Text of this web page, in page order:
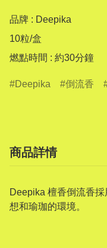
品牌 : Deepika
10粒/盒
燃點時間 : 約30分鐘
Deepika 倒流香
商品詳情
Deepika 檀香倒流香
想和瑜珈的環境。